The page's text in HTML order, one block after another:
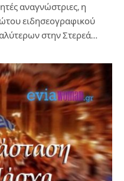
αναγνώστριες, η
ειδησεογραφικού
στην Στερεά…